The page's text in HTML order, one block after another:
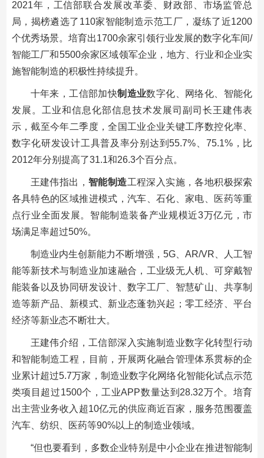
2021年，工信部联合发展改革委、财政部、市场监管总
局，揭榜遴选了110家智能制造示范工厂，凝练了近1200
个优秀场景。培育出1700余家引领行业发展的数字化车间/
智能工厂和5500余家区域领军企业，地方、行业和企业实
施智能制造的积极性持续提升。
十年来，工信部加快制造业数字化、网络化、智能化
发展。工业和信息化部信息技术发展司副司长王建伟表
示，截至今年二季度，全国工业企业关键工序数控化率、
数字化研发设计工具普及率分别达到55.7%、75.1%，比
2012年分别提高了31.1和26.3个百分点。
王建伟指出，智能制造工程深入实施，各地积极探索
各具特色的区域推进模式，汽车、石化、家电、医药等重
点行业全面发展。智能制造装备产业规模近3万亿元，市
场满足率超过50%。
制造业内生创新能力不断增强，5G、AR/VR、人工智
能等新技术与制造业加速融合，工业级无人机、可穿戴智
能装备以及协同研发设计、数字工厂、智慧矿山、共享制
造等新产品、新模式、新业态蓬勃兴起；零工经济、平台
经济等新业态不断壮大。
王建伟介绍，工信部深入实施制造业数字化转型行动
和智能制造工程，目前，开展两化融合管理体系贯标的企
业累计超过5.7万家，制造业数字化网络化智能化试点示范
类项目超过1500个，工业APP数量达到28.32万个。培育
出主营业务收入超10亿元的供应商近百家，服务范围覆盖
汽车、纺织、医药等90%以上的制造业领域。
“但也要看到，多数企业特别是中小企业在推进智能制